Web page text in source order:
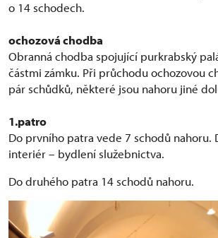
o 14 schodech.
ochozová chodba
Obranná chodba spojující purkrabský
částmi zámku. Při průchodu ochozovou
pár schůdků, některé jsou nahoru jiné
1.patro
Do prvního patra vede 7 schodů nahoru.
interiér – bydlení služebnictva.
Do druhého patra 14 schodů nahoru.